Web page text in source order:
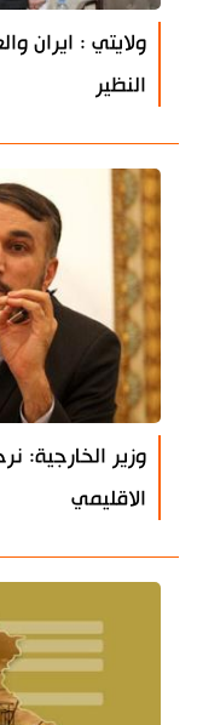
ولايتي : ايران
النظير
وزير الخارجية:
الاقليمي